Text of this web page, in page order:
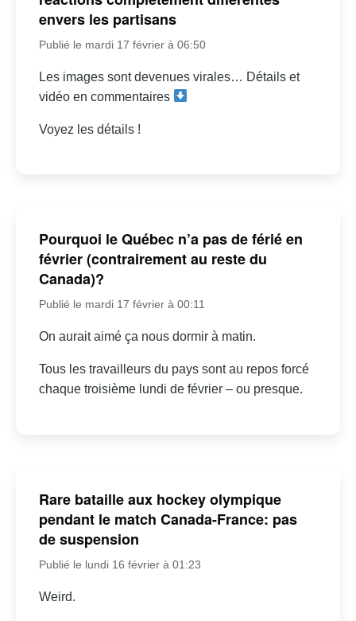
envers les partisans
Publié le mardi 17 février à 06:50
Les images sont devenues virales… Détails et
vidéo en commentaires
Voyez les détails !
Pourquoi le Québec n’a pas de férié en
février (contrairement au reste du
Canada)?
Publié le mardi 17 février à 00:11
On aurait aimé ça nous dormir à matin.
Tous les travailleurs du pays sont au repos forcé
chaque troisième lundi de février – ou presque.
Rare bataille aux hockey olympique
pendant le match Canada-France: pas
de suspension
Publié le lundi 16 février à 01:23
Weird.